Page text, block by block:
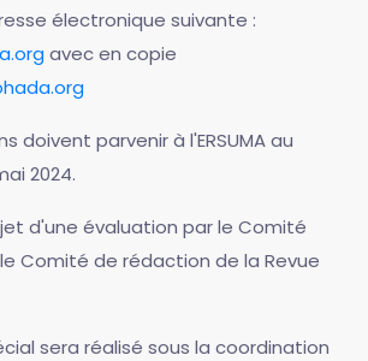
électronique suivante :
avec en copie
doivent parvenir à l'ERSUMA au
2024.
d'une évaluation par le Comité
Comité de rédaction de la Revue
sera réalisé sous la coordination